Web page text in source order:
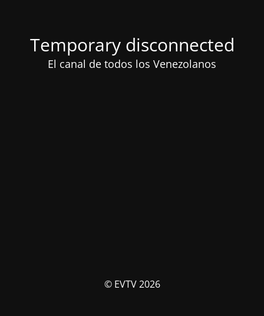
Temporary disconnected
El canal de todos los Venezolanos
© EVTV 2026